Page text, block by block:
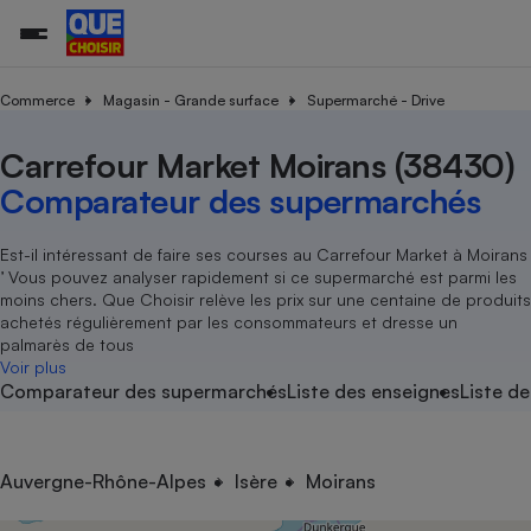
Commerce Magasin - Grande surface Supermarché - Drive
Carrefour Market Moirans (38430)
Comparateur des supermarchés
Est-il intéressant de faire ses courses au Carrefour Market à Moirans
’ Vous pouvez analyser rapidement si ce supermarché est parmi les
moins chers. Que Choisir relève les prix sur une centaine de produits
achetés régulièrement par les consommateurs et dresse un
palmarès de tous
Voir plus
Comparateur des supermarchésListe des enseignesListe
Auvergne-Rhône-Alpes Isère Moirans
Additifs
Nutrition
Assurance auto
Magasin - Grande surface
Méthode de vente -
Organismes de défense
Système judiciairegratuit
Déchet
Achat - Vente - Travaux
Location
Sport
électrique
Démarche administrative
Senior
Service marchand
Train
Transport aérien
Toutes les actualités
Enquêtes
Guides d'achat
Conseils
Brèves
Tous les services
Soumettre un litige
Lettres types
Rencontrer une association locale
Tous nos combats
Nos actions
Nos grandes victoires
Les billets de la présidente
Nos associations locales
Nous rejoindre
En savoir plus sur Que Choisir Ensemble
?
L’association
Nos missions
Notre méthodologie
Notre financement
Nos partenaires
Nous rejoindre